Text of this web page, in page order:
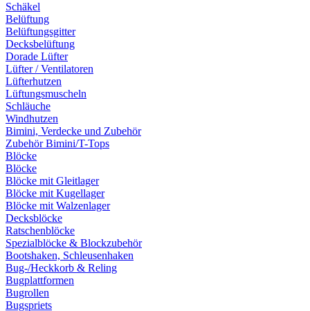
Schäkel
Belüftung
Belüftungsgitter
Decksbelüftung
Dorade Lüfter
Lüfter / Ventilatoren
Lüfterhutzen
Lüftungsmuscheln
Schläuche
Windhutzen
Bimini, Verdecke und Zubehör
Zubehör Bimini/T-Tops
Blöcke
Blöcke
Blöcke mit Gleitlager
Blöcke mit Kugellager
Blöcke mit Walzenlager
Decksblöcke
Ratschenblöcke
Spezialblöcke & Blockzubehör
Bootshaken, Schleusenhaken
Bug-/Heckkorb & Reling
Bugplattformen
Bugrollen
Bugspriets